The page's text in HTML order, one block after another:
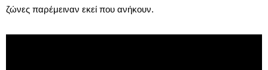
ζώνες παρέμειναν εκεί που ανήκουν.